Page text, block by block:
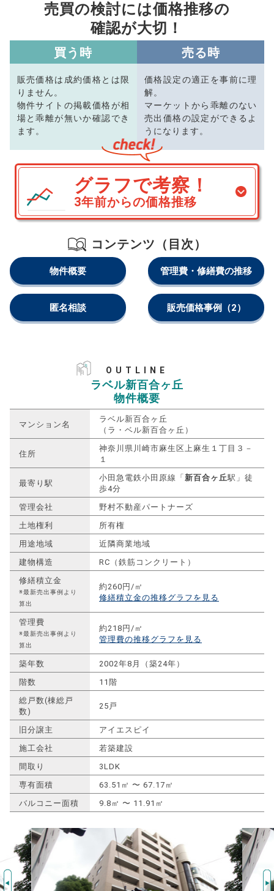
売買の検討には価格推移の
確認が大切！
買う時
販売価格は成約価格とは限
りません。
物件サイトの掲載価格が相
場と乖離が無いか確認でき
ます。
売る時
価格設定の適正を事前に理
解。
マーケットから乖離のない
売出価格の設定ができるよ
うになります。
グラフで考察！
3年前からの価格推移
コンテンツ（目次）
物件概要 管理費・修繕費の推移
匿名相談 販売価格事例 （2）
OUTLINE
ラベル新百合ヶ丘
物件概要
マンション名
ラベル新百合ヶ丘
（ラ・ベル新百合ヶ丘）
住所
神奈川県川崎市麻生区上麻生１丁目３－
１
最寄り駅
小田急電鉄小田原線「 新百合ヶ丘駅」徒
歩4分
管理会社
野村不動産パートナーズ
土地権利
所有権
用途地域
近隣商業地域
建物構造
RC（鉄筋コンクリート）
修繕積立金
※最新売出事例より
算出
約260円/㎡
修繕積立金の推移グラフを見る
管理費
※最新売出事例より
算出
約218円/㎡
管理費の推移グラフを見る
築年数
2002年8月（築24年）
階数
11階
総戸数(棟総戸
数)
25戸
旧分譲主
アイエスピイ
施工会社
若築建設
間取り
3LDK
専有面積
63.51㎡ 〜 67.17㎡
バルコニー面積
9.8㎡ 〜 11.91㎡